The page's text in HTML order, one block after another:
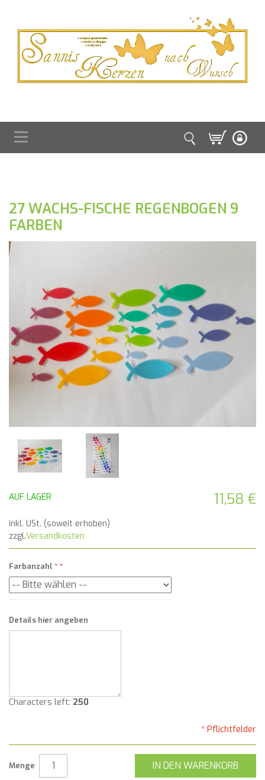
27 WACHS-FISCHE REGENBOGEN 9
FARBEN
11,58 €
AUF LAGER
inkl. USt. (soweit erhoben)
zzgl.Versandkosten
Farbanzahl *
Details hier angeben
Characters left: 250
* Pflichtfelder
Menge IN DEN WARENKORB